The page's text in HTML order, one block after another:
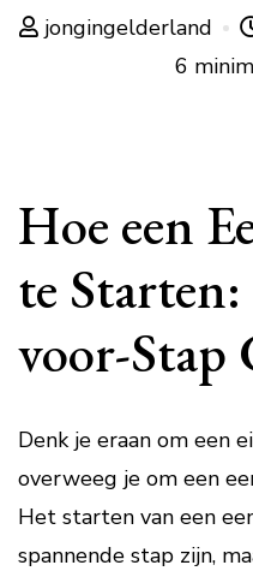
jongingelderland
6
Hoe een
te Starten:
voor-Stap
Denk je eraan om een
overweeg je om een
Het starten van een
spannende stap zijn,